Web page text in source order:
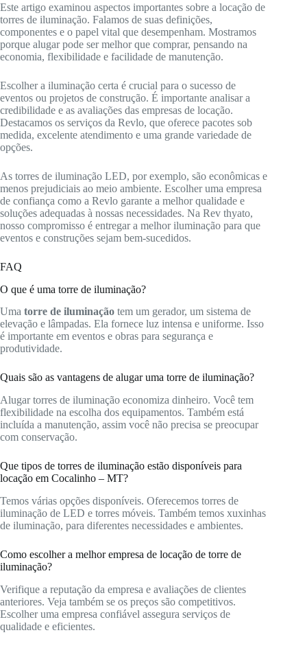
Este artigo examinou aspectos importantes sobre a locação de
torres de iluminação. Falamos de suas definições,
componentes e o papel vital que desempenham. Mostramos
porque alugar pode ser melhor que comprar, pensando na
economia, flexibilidade e facilidade de manutenção.
Escolher a iluminação certa é crucial para o sucesso de
eventos ou projetos de construção. É importante analisar a
credibilidade e as avaliações das empresas de locação.
Destacamos os serviços da Revlo, que oferece pacotes sob
medida, excelente atendimento e uma grande variedade de
opções.
As torres de iluminação LED, por exemplo, são econômicas e
menos prejudiciais ao meio ambiente. Escolher uma empresa
de confiança como a Revlo garante a melhor qualidade e
soluções adequadas à nossas necessidades. Na Rev thyato,
nosso compromisso é entregar a melhor iluminação para que
eventos e construções sejam bem-sucedidos.
FAQ
O que é uma torre de iluminação?
Uma torre de iluminação tem um gerador, um sistema de
elevação e lâmpadas. Ela fornece luz intensa e uniforme. Isso
é importante em eventos e obras para segurança e
produtividade.
Quais são as vantagens de alugar uma torre de iluminação?
Alugar torres de iluminação economiza dinheiro. Você tem
flexibilidade na escolha dos equipamentos. Também está
incluída a manutenção, assim você não precisa se preocupar
com conservação.
Que tipos de torres de iluminação estão disponíveis para
locação em Cocalinho – MT?
Temos várias opções disponíveis. Oferecemos torres de
iluminação de LED e torres móveis. Também temos xuxinhas
de iluminação, para diferentes necessidades e ambientes.
Como escolher a melhor empresa de locação de torre de
iluminação?
Verifique a reputação da empresa e avaliações de clientes
anteriores. Veja também se os preços são competitivos.
Escolher uma empresa confiável assegura serviços de
qualidade e eficientes.